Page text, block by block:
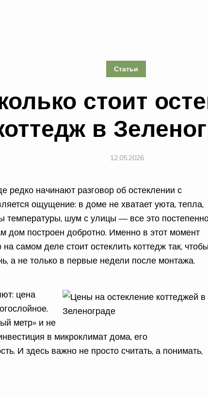
Статьи
стоит
в
12.05.2026
редко начинают разговор об остеклении с
ощущение: в доме не хватает уюта, тепла,
температуры, шум с улицы — все это
дом построен добротно. Именно в этот момент
самом деле стоит остеклить коттедж так, чтобы
а не только в первые недели после монтажа.
цена
метр» и не
в микроклимат дома, его
И здесь важно не просто считать, а понимать,